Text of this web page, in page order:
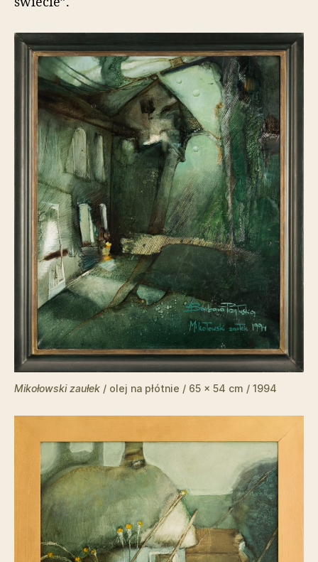
Mikołowski zaułek / olej na płótnie / 65 x 54 cm / 1994